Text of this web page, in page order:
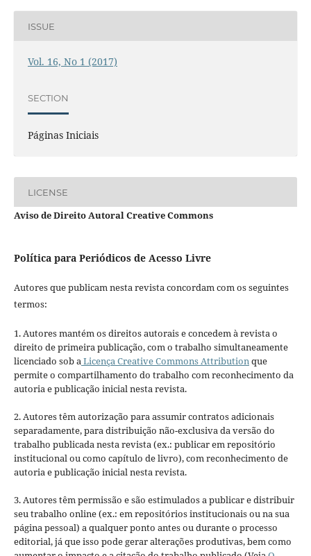
ISSUE
Vol. 16, No 1 (2017)
SECTION
Páginas Iniciais
LICENSE
Aviso de Direito Autoral Creative Commons
Política para Periódicos de Acesso Livre
Autores que publicam nesta revista concordam com os seguintes
termos:
1. Autores mantém os direitos autorais e concedem à revista o
direito de primeira publicação, com o trabalho simultaneamente
licenciado sob aLicença Creative Commons Attributionque
permite o compartilhamento do trabalho com reconhecimento da
autoria e publicação inicial nesta revista.
2. Autores têm autorização para assumir contratos adicionais
separadamente, para distribuição não-exclusiva da versão do
trabalho publicada nesta revista (ex.: publicar em repositório
institucional ou como capítulo de livro), com reconhecimento de
autoria e publicação inicial nesta revista.
3. Autores têm permissão e são estimulados a publicar e distribuir
seu trabalho online (ex.: em repositórios institucionais ou na sua
página pessoal) a qualquer ponto antes ou durante o processo
editorial, já que isso pode gerar alterações produtivas, bem como